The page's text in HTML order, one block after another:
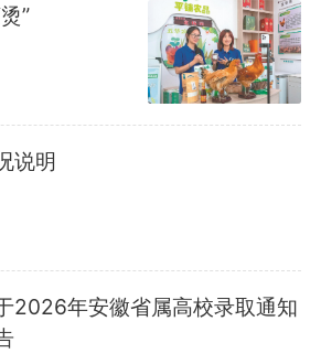
愿填报安排在本科
期开展，填报时段为
7月28日17时。
”
说明
2026年安徽省属高校录取通知